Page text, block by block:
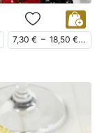
7,30 € – 18,50 € ttc